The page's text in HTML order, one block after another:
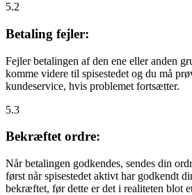
5.2
Betaling fejler:
Fejler betalingen af den ene eller anden
komme videre til spisestedet og du må
kundeservice, hvis problemet fortsætter.
5.3
Bekræftet ordre:
Når betalingen godkendes, sendes din
først når spisestedet aktivt har godkendt
bekræftet, før dette er det i realiteten blot